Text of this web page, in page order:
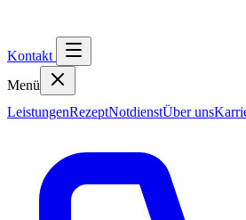
Kontakt
Menü
LeistungenRezeptNotdienstÜber uns